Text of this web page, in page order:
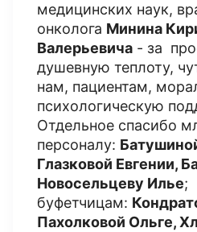
медицинских наук,
онколога Минина
Валерьевича - за
душевную теплоту,
нам, пациентам,
психологическую
Отдельное спасибо
персоналу:
Глазковой Евгении,
Новосельцеву Илье;
буфетчицам:
Пахолковой Ольге,